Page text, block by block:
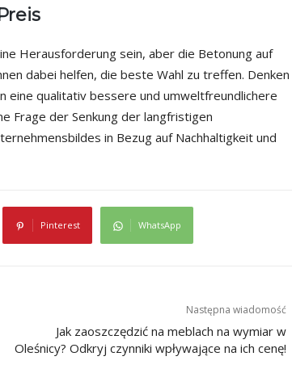
Herausforderung sein, aber die Betonung auf
dabei helfen, die beste Wahl zu treffen. Denken
eine qualitativ bessere und umweltfreundlichere
Frage der Senkung der langfristigen
in Bezug auf Nachhaltigkeit und
Pinterest WhatsApp
Następna wiadomość
Jak zaoszczędzić na meblach na wymiar w
Oleśnicy? Odkryj czynniki wpływające na ich cenę!